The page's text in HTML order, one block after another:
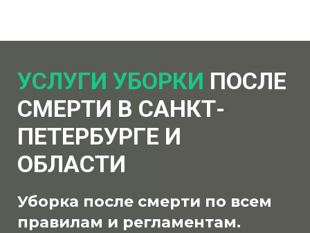
УСЛУГИ УБОРКИ ПОСЛЕ
СМЕРТИ В САНКТ-
ПЕТЕРБУРГЕ И
ОБЛАСТИ
Уборка после смерти по всем
правилам и регламентам.